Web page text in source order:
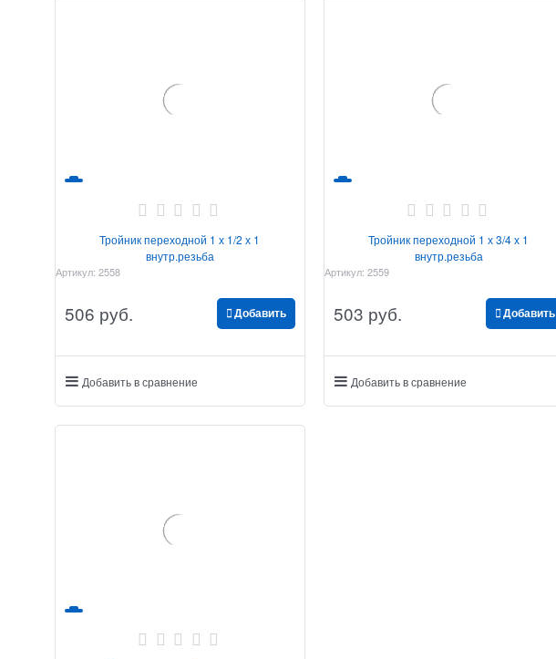
Тройник переходной 1 х 1/2 х 1
внутр.резьба
Артикул: 2558
506 руб. Добавить
Добавить в сравнение
Тройник переходной 1 х 3/4 х 1
внутр.резьба
Артикул: 2559
503 руб. Добавить
Добавить в сравнение